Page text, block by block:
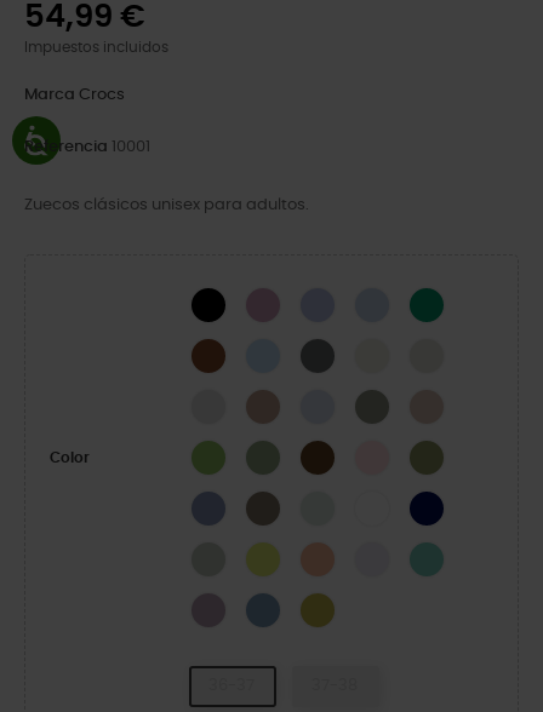
54,99 €
Impuestos incluidos
Marca Crocs
Referencia 10001
Zuecos clásicos unisex para adultos.
Color
Black Hydrangea Blue CalciteGreen Ivy
Cognac Blue FrostSlate Grey
Atmosphere
Latte Dreamscape
Elephant
Kiwi Moss-XCoffee Pink MilkArmy Green
Blue HazeTaupe Navy
Acidity Electric Sunstone
Grape IceRetro
Dusty LilacAstro BlueMeadow